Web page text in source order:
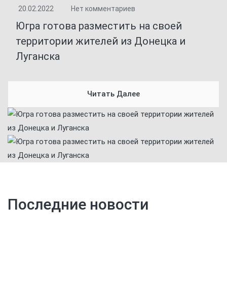
20.02.2022 Нет комментариев
Югра готова разместить на своей
территории жителей из Донецка и
Луганска
Читать Далее
Последние новости